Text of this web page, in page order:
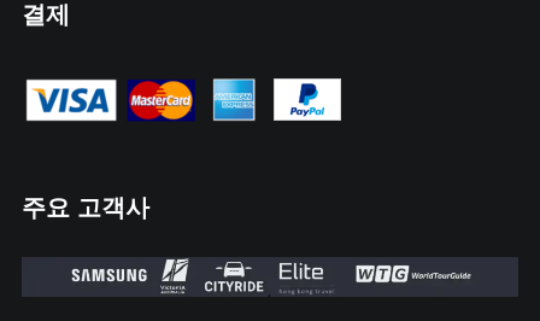
결제
주요 고객사